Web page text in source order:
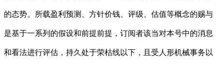
的态势。所载盈利预测、方针价钱、评级、估值等概念的赐与
是基于一系列的假设和前提前提，订阅者该当对本号中的消息
和看法进行评估，持久处于荣枯线以下，且受人形机械事务以